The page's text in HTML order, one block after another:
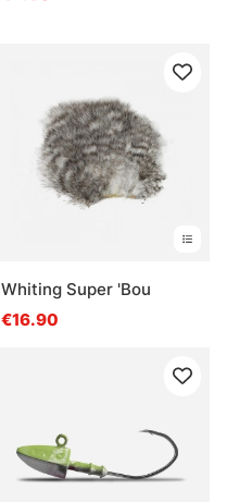
Whiting Super 'Bou
€16.90